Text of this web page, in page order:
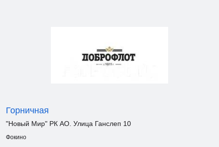
Горничная
"Новый Мир" РК АО. Улица Ганслеп 10
Фокино